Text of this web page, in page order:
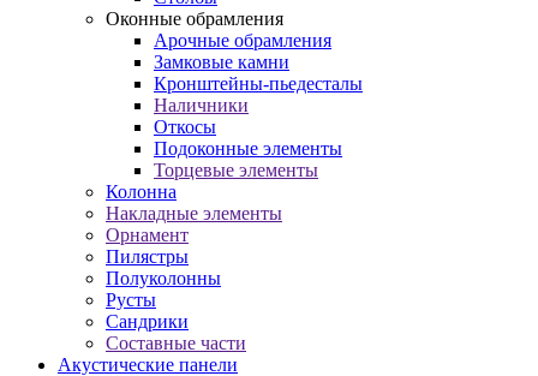
Оконные обрамления
Арочные обрамления
Замковые камни
Кронштейны-пьедесталы
Наличники
Откосы
Подоконные элементы
Торцевые элементы
Колонна
Накладные элементы
Орнамент
Пилястры
Полуколонны
Русты
Сандрики
Составные части
Акустические панели